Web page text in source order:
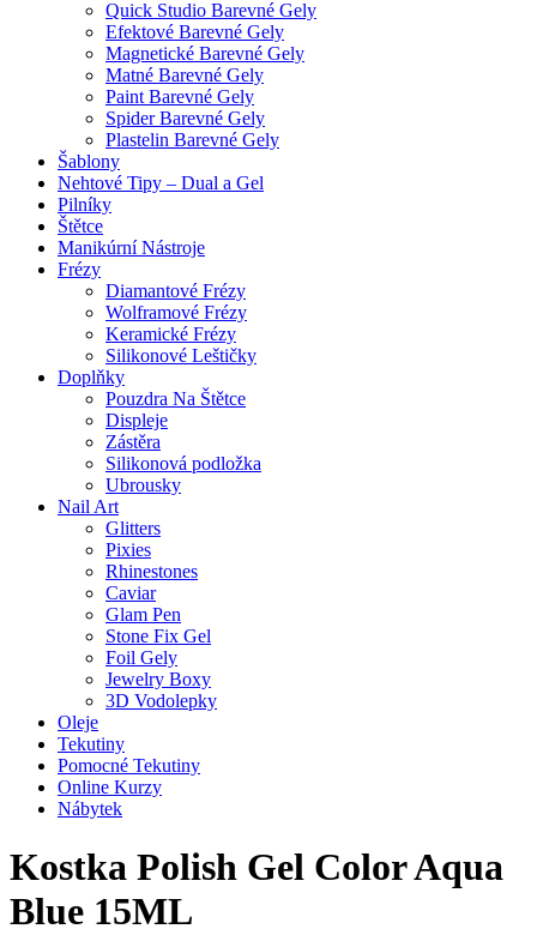
Quick Studio Barevné Gely
Efektové Barevné Gely
Magnetické Barevné Gely
Matné Barevné Gely
Paint Barevné Gely
Spider Barevné Gely
Plastelin Barevné Gely
Šablony
Nehtové Tipy – Dual a Gel
Pilníky
Štětce
Manikúrní Nástroje
Frézy
Diamantové Frézy
Wolframové Frézy
Keramické Frézy
Silikonové Leštičky
Doplňky
Pouzdra Na Štětce
Displeje
Zástěra
Silikonová podložka
Ubrousky
Nail Art
Glitters
Pixies
Rhinestones
Caviar
Glam Pen
Stone Fix Gel
Foil Gely
Jewelry Boxy
3D Vodolepky
Oleje
Tekutiny
Pomocné Tekutiny
Online Kurzy
Nábytek
Kostka Polish Gel Color Aqua
Blue 15ML